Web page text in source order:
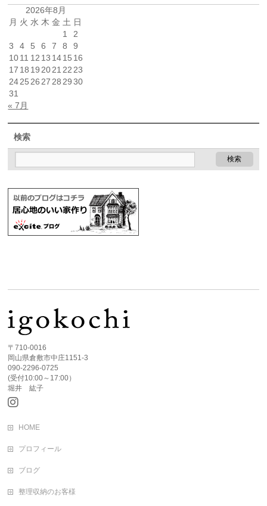
2026年8月
月 火 水 木 金 土 日
1
2
3
4 5 6 7 8
9
1011 12 13 1415 16
17 18 19 2021 22 23
2425 26 27 28 29 30
31
« 7月
検索
〒710-0016
岡山県倉敷市中庄1151-3
090-2296-0725
(受付10:00～17:00）
堀井 紘子
HOME
プロフィール
ブログ
整理収納のお客様